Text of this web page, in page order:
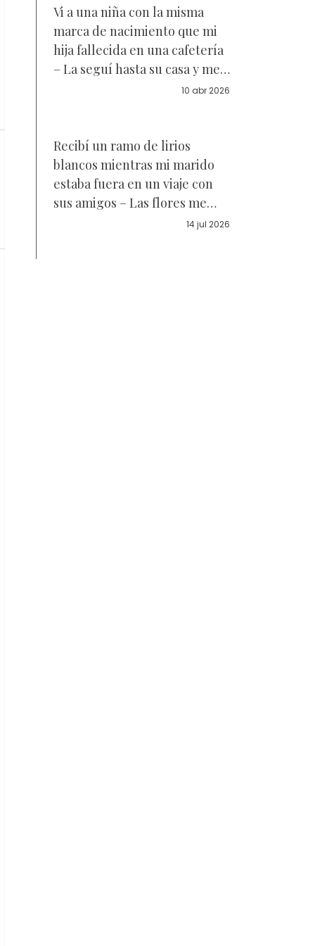
Vi a una niña con la misma
marca de nacimiento que mi
hija fallecida en una cafetería
– La seguí hasta su casa y me
quedé paralizada cuando vi a
10 abr 2026
Recibí un ramo de lirios
blancos mientras mi marido
estaba fuera en un viaje con
sus amigos – Las flores me
llevaron a poner fin a nuestro
14 jul 2026